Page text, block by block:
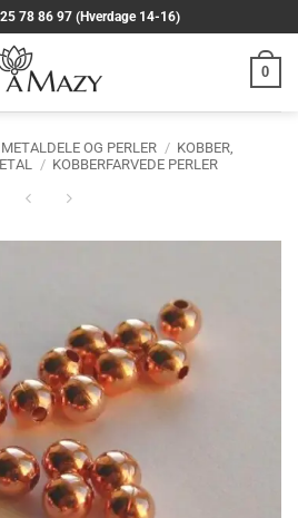
78 86 97 (Hverdage 14-16)
0
METALDELE OG PERLER / KOBBER,
/ KOBBERFARVEDE PERLER